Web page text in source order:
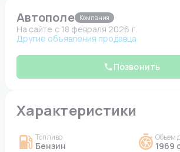
Автополе Компания
На сайте c 18 февраля 2026 г.
Другие объявления продавца
Позвонить
Характеристики
Топливо
Бензин
Объем
1969